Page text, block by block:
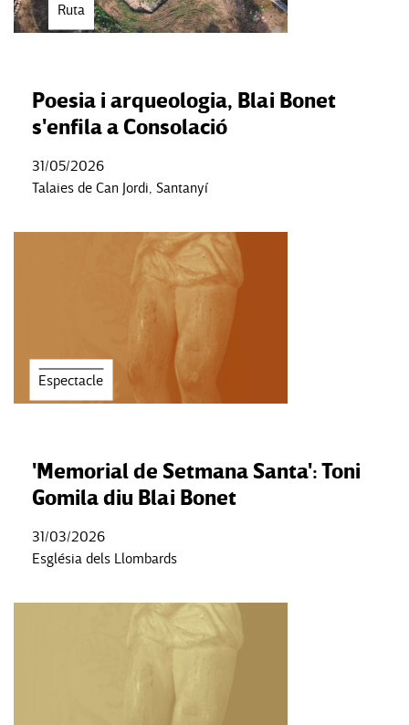
Ruta
Poesia i arqueologia, Blai Bonet
s'enfila a Consolació
31/05/2026
Talaies de Can Jordi, Santanyí
Espectacle
'Memorial de Setmana Santa': Toni
Gomila diu Blai Bonet
31/03/2026
Església dels Llombards